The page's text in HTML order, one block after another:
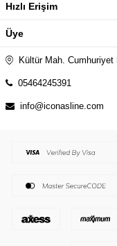
Hızlı Erişim
Üye
Kültür Mah.
05464245391
info@iconasline.com